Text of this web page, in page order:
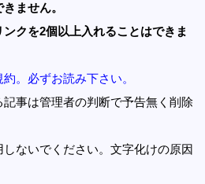
ません。
ンクを2個以上入れることはできま
。必ずお読み下さい。
事は管理者の判断で予告無く削除
ないでください。文字化けの原因